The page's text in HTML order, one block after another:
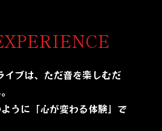
ブは、ただ音を楽しむだ
うに「心が変わる体験」で